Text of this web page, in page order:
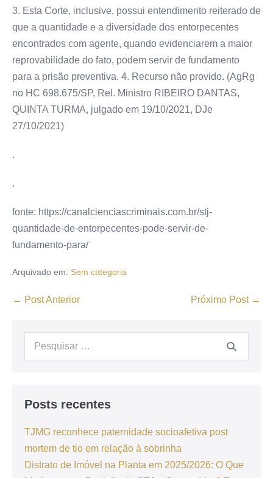
3. Esta Corte, inclusive, possui entendimento reiterado de
que a quantidade e a diversidade dos entorpecentes
encontrados com agente, quando evidenciarem a maior
reprovabilidade do fato, podem servir de fundamento
para a prisão preventiva. 4. Recurso não provido. (AgRg
no HC 698.675/SP, Rel. Ministro RIBEIRO DANTAS,
QUINTA TURMA, julgado em 19/10/2021, DJe
27/10/2021)
.
.
fonte: https://canalcienciascriminais.com.br/stj-
quantidade-de-entorpecentes-pode-servir-de-
fundamento-para/
Arquivado em: Sem categoria
← Post Anterior Próximo Post →
Posts recentes
TJMG reconhece paternidade socioafetiva post
mortem de tio em relação à sobrinha
Distrato de Imóvel na Planta em 2025/2026: O Que